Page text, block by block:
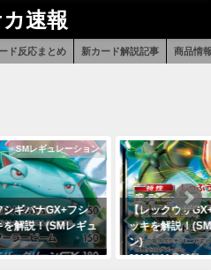
速報
ド反応まとめ 新カード解説記事 商品情
SMレギュレーション
ギバナGX+フシ
解説！(SMレギュ
【レックウザ
ッキを解説！
ン)
2018年11月29日